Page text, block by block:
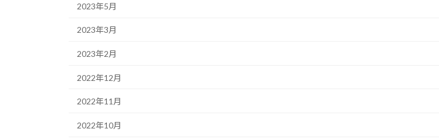
2023年5月
2023年3月
2023年2月
2022年12月
2022年11月
2022年10月